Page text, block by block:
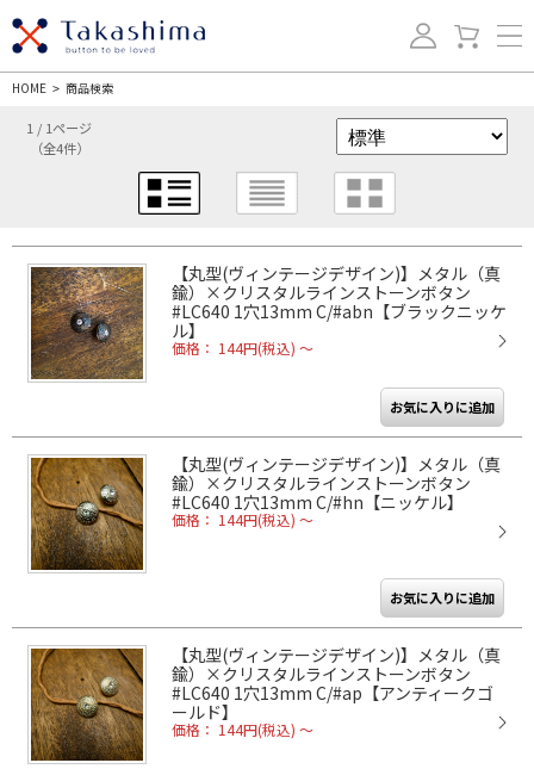
HOME > 商品検索
1 / 1ページ
（全4件）
【丸型(ヴィンテージデザイン)】メタル（真
鍮）×クリスタルラインストーンボタン
#LC640 1穴13mm C/#abn【ブラックニッケ
ル】
価格： 144円(税込) ～
【丸型(ヴィンテージデザイン)】メタル（真
鍮）×クリスタルラインストーンボタン
#LC640 1穴13mm C/#hn【ニッケル】
価格： 144円(税込) ～
【丸型(ヴィンテージデザイン)】メタル（真
鍮）×クリスタルラインストーンボタン
#LC640 1穴13mm C/#ap【アンティークゴ
ールド】
価格： 144円(税込) ～